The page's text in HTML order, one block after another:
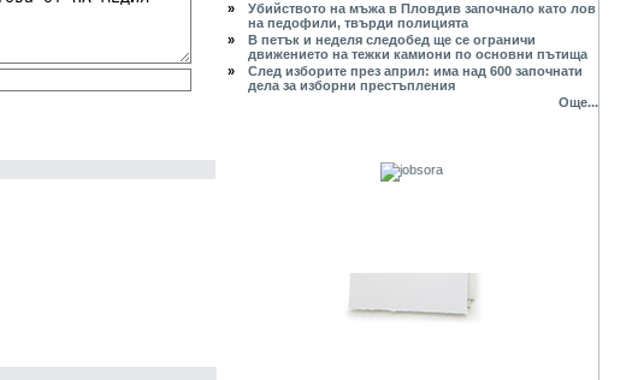
»
Убийството на мъжа в Пловдив започнало като лов
на педофили, твърди полицията
»
В петък и неделя следобед ще се ограничи
движението на тежки камиони по основни пътища
»
След изборите през април: има над 600 започнати
дела за изборни престъпления
Още...